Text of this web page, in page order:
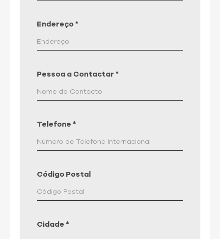
Endereço *
Pessoa a Contactar *
Telefone *
Código Postal
Cidade *